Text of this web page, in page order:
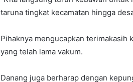
taruna tingkat kecamatan hingga
Pihaknya mengucapkan terimakasih
yang telah lama vakum.
Danang juga berharap dengan